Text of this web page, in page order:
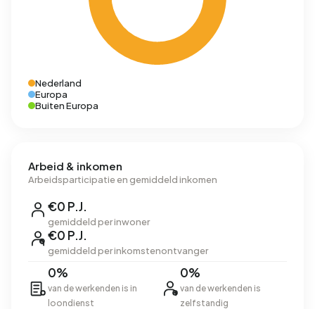
Nederland
Europa
Buiten Europa
Arbeid & inkomen
Arbeidsparticipatie en gemiddeld inkomen
€0 P.J.
gemiddeld per inwoner
€0 P.J.
gemiddeld per inkomstenontvanger
0%
van de werkenden is in
loondienst
0%
van de werkenden is
zelfstandig